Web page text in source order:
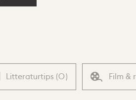
Litteraturtips (0) Film &